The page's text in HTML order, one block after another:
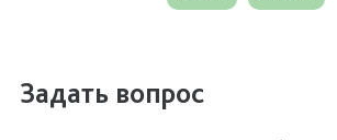
Задать вопрос